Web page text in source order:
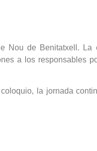
Nou de Benitatxell. La
a los responsables
la jornada